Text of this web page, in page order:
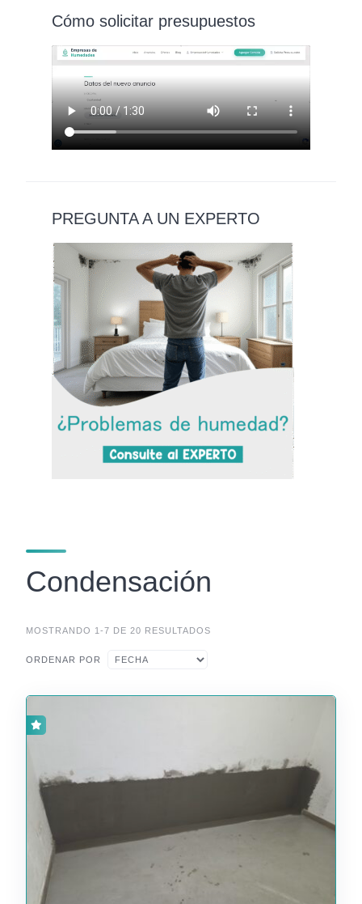
Cómo solicitar presupuestos
PREGUNTA A UN EXPERTO
Condensación
MOSTRANDO 1-7 DE 20 RESULTADOS
ORDENAR POR